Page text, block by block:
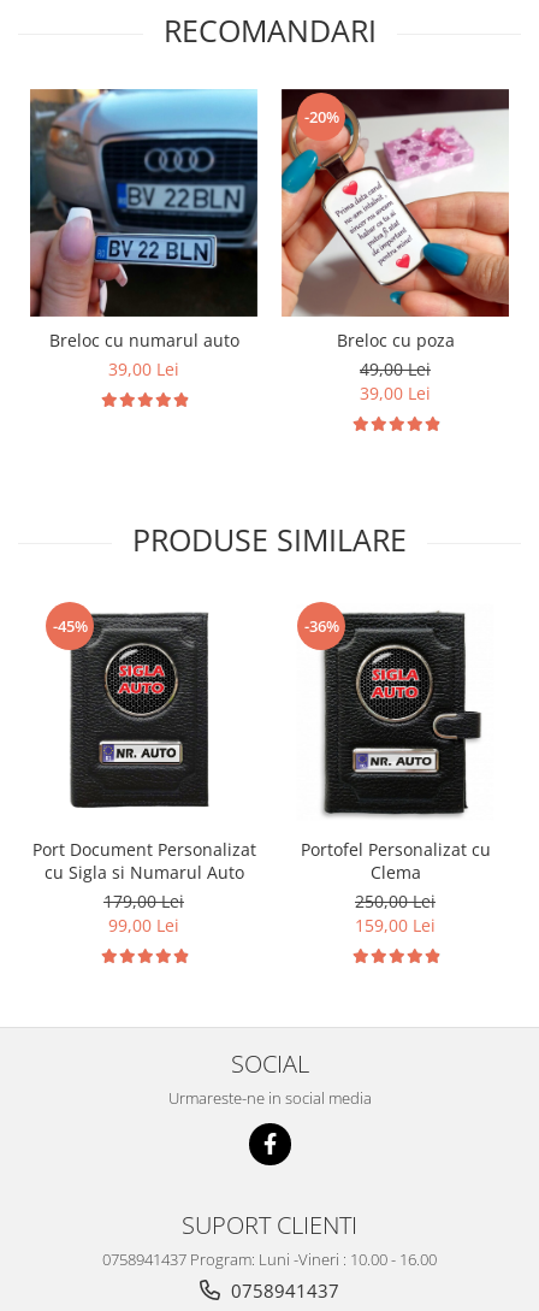
RECOMANDARI
Breloc cu numarul auto
39,00 Lei
-20%
Breloc cu poza
49,00 Lei
39,00 Lei
PRODUSE SIMILARE
-45%
Port Document Personalizat
cu Sigla si Numarul Auto
179,00 Lei
99,00 Lei
-36%
Portofel Personalizat cu
Clema
250,00 Lei
159,00 Lei
SOCIAL
Urmareste-ne in social media
SUPORT CLIENTI
0758941437 Program: Luni -Vineri : 10.00 - 16.00
0758941437